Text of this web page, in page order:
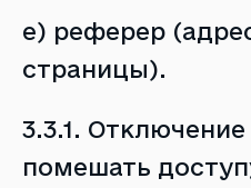
е) реферер
страницы).
3.3.1.
помешать